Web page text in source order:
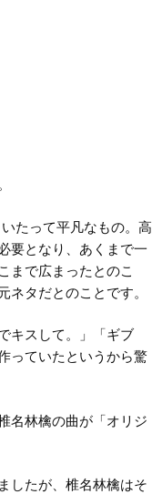
たって平凡なもの。高
要となり、あくまで一
まで広まったとのこ
タだとのことです。
キスして。」「ギブ
っていたというから驚
名林檎の曲が「オリジ
したが、椎名林檎はそ